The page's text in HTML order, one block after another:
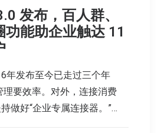
发布，百人群、
功能助企业触达 11
年发布至今已走过三个年
要效率。对外，连接消费
做好“企业专属连接器。”…